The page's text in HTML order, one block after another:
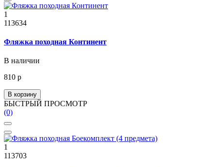
1
113634
Фляжка походная Континент
В наличии
810 р
В корзину
БЫСТРЫЙ ПРОСМОТР
(0)
1
113703